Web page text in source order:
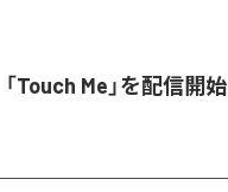
Touch Me」を配信開始